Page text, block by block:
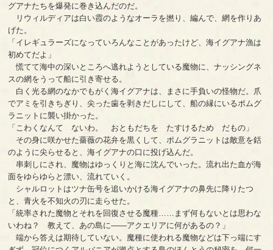
グアナたちを爆発に巻き込んだのだ。
リウィルディアは白い霞のようなオーラを撚り、編んで、網を作りあ
げた。
「イレギュラーズになっていろんなことがあったけど、海イグアナ漁は
初めてだよ」
慌てて海中の深いところへ逃れようとしている魔物に、ナッシングネ
スの網をうって船に引き寄せる。
白く光る網のなかでもがく海イグアナは、まさに手負いの怪物だ。爪
でアミを引きちぎり、尖った歯を剥きだしにして、船の縁にいるポムグ
ラニットに襲い掛かった。
「こわくなんて ないわ。 おともだちを たすけるため だもの」
その身に咲かせた薔薇の花弁を黒くして、ポムグラニットは敵意を銛
のように尖らせると、海イグアナの口に投げ込んだ。
串刺しにされ、魔物はゆっくりと海に沈んでいった。流れ出た血が海
面をゆらゆらと漂い、流れていく。
シャルロットはツナ缶号を追いかける海イグアナの鼻先に降りたつ
と、青火を不知火の刃に走らせた。
「統率された魔物とそれを回復させる魔種……まず何もないとは思わな
いわね？ 教えて、あの島に――アクエリアに何があるの？」
端から答えは期待していない。魔種に使われる魔物などは下っ端にす